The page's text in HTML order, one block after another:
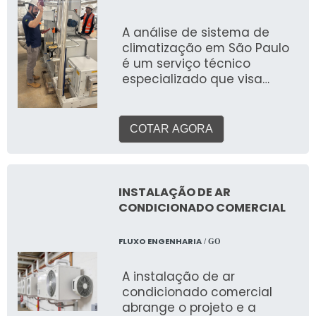
A análise de sistema de
climatização em São Paulo
é um serviço técnico
especializado que visa
sistemas de aquecimento,
ventilação e ar
industriais e corporativos.
Este serviço detalhado
melhoria, otimização de
COTAR AGORA
INSTALAÇÃO DE AR
CONDICIONADO COMERCIAL
FLUXO ENGENHARIA/ GO
A instalação de ar
condicionado comercial
abrange o projeto e a